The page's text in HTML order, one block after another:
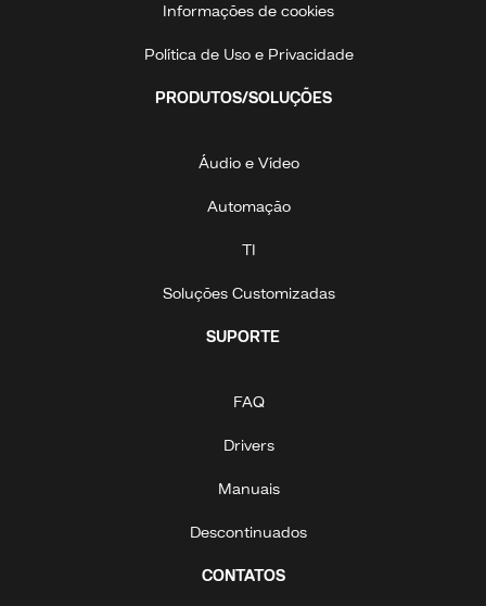
Informações de cookies
Política de Uso e Privacidade
PRODUTOS/SOLUÇÕES
Áudio e Vídeo
Automação
TI
Soluções Customizadas
SUPORTE
FAQ
Drivers
Manuais
Descontinuados
CONTATOS